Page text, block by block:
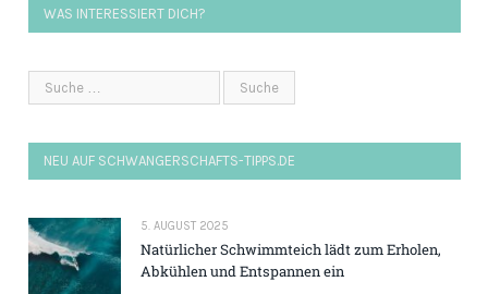
WAS INTERESSIERT DICH?
NEU AUF SCHWANGERSCHAFTS-TIPPS.DE
5. AUGUST 2025
Natürlicher Schwimmteich lädt zum Erholen,
Abkühlen und Entspannen ein